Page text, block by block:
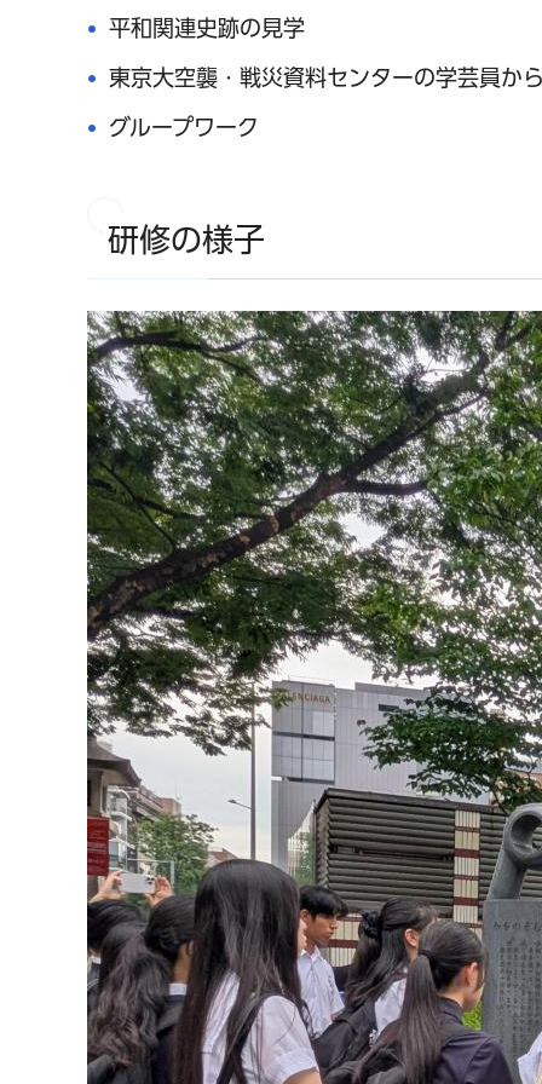
平和関連史跡の見学
東京大空襲・戦災資料センターの学芸員か
グループワーク
研修の様子